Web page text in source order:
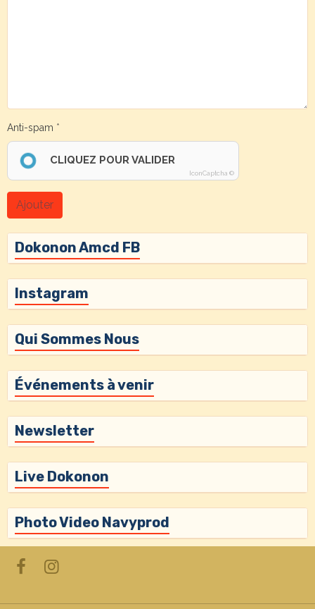
Anti-spam
CLIQUEZ POUR VALIDER
IconCaptcha ©
Ajouter
Dokonon Amcd FB
Instagram
Qui Sommes Nous
Événements à venir
Newsletter
Live Dokonon
Photo Video Navyprod